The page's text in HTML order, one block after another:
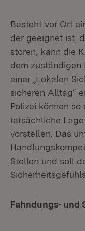
Besteht vor Ort
der geeignet ist,
stören, kann die
dem zuständigen
einer „Lokalen
sicheren Alltag“
Polizei können
tatsächliche
vorstellen. Das
Stellen und soll
Fahndungs- und